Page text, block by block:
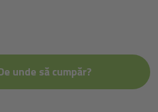
unde să cumpăr?